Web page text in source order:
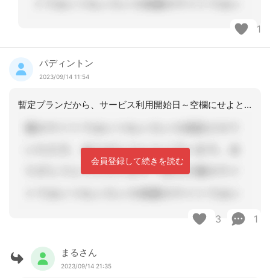
1
パディントン
2023/09/14 11:54
暫定プランだから、サービス利用開始日～空欄にせよということなのでしょうか？それと
会員登録して続きを読む
3 1
まるさん
2023/09/14 21:35